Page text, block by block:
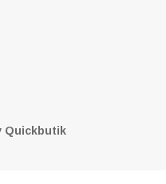
Quickbutik